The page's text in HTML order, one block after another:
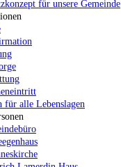
für unsere Gemeinde
für alle Lebenslagen